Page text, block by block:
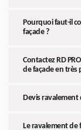
Pourquoi faut-il
façade ?
Contactez RD
de façade en très
Devis ravalement
Le ravalement de